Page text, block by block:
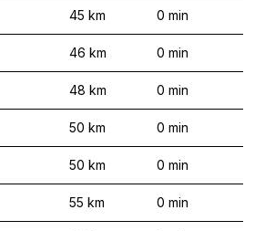
45 km 0 min
46 km 0 min
48 km 0 min
50 km 0 min
50 km 0 min
55 km 0 min